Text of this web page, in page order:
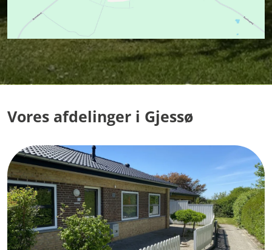
Vores afdelinger i Gjessø